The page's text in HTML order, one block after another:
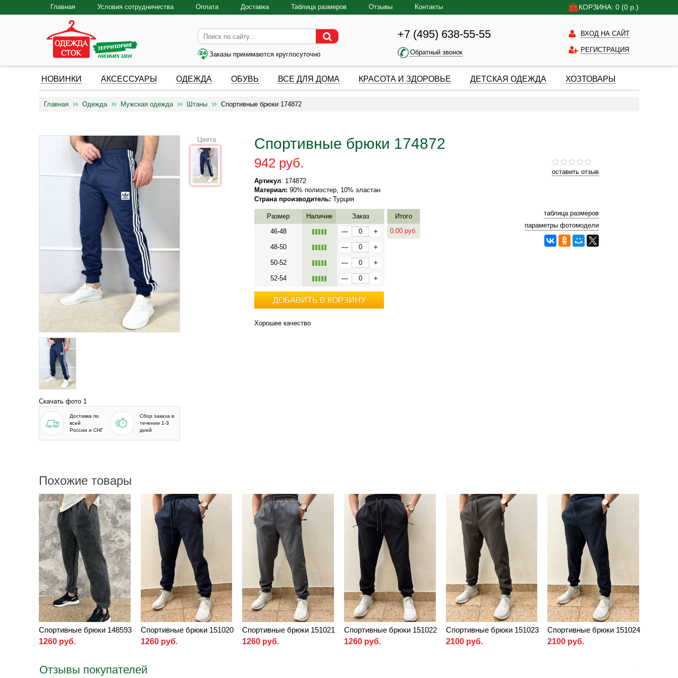
КОРЗИНА: 0 (0 р.)
Главная Условия сотрудничества Оплата Доставка Таблица размеров Отзывы Контакты
Заказы принимаются круглосуточно
+7 (495) 638-55-55
Обратный звонок
ВХОД НА САЙТ
РЕГИСТРАЦИЯ
НОВИНКИ АКСЕССУАРЫ ОДЕЖДА ОБУВЬ ВСЕ ДЛЯ ДОМА КРАСОТА И ЗДОРОВЬЕ ДЕТСКАЯ ОДЕЖДА ХОЗТОВАРЫ
Главная Одежда Мужская одежда Штаны Спортивные брюки 174872
Скачать фото 1
Доставка по
всей
России и СНГ
Сбор заказа в
течении 1-3
дней
Спортивные брюки 174872
оставить отзыв
942 руб.
Артикул: 174872
Материал: 90% полиэстер, 10% эластан
Страна производитель: Турция
Цвета
Размер Наличие
Заказ
46-48
— +
48-50 — +
50-52 — +
52-54 — +
Итого
0.00 руб.
таблица размеров
параметры фотомодели
ДОБАВИТЬ В КОРЗИНУ
Хорошее качество
Похожие товары
Спортивные брюки 148593
1260 руб.
Спортивные брюки 151020
1260 руб.
Спортивные брюки 151021
1260 руб.
Спортивные брюки 151022
1260 руб.
Спортивные брюки 151023
2100 руб.
Спортивные брюки 151024
2100 руб.
Отзывы покупателей